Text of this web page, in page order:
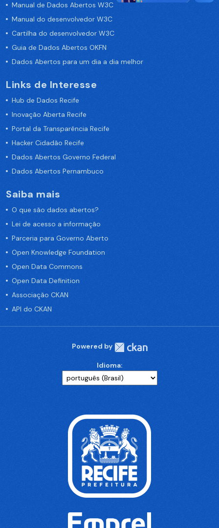
Manual de Dados Abertos W3C
Manual do desenvolvedor W3C
Cartilha do desenvolvedor W3C
Guia de Dados Abertos OKFN
Dados Abertos para um dia a dia melhor
Links de Interesse
Hub de Dados Recife
Inovação Aberta Recife
Portal da Transparência Recife
Hacker Cidadão Recife
Dados Abertos Governo Federal
Dados Abertos Pernambuco
Saiba mais
O que são dados abertos?
Lei de acesso a informação
Parceria para Governo Aberto
Open Knowledge Foundation
Open Data Commons
Open Data Definition
Associação CKAN
API do CKAN
Powered by
Idioma